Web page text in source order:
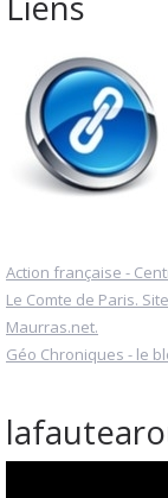
Action française -
Le Comte de Paris.
Maurras.net.
Géo Chroniques - le